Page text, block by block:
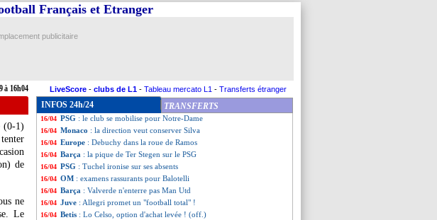
à 16h04
Français et Etranger
publicitaire
LiveScore - clubs de L1 - Tableau mercato L1 - Transferts étranger
(0-1)
de
ne
Le
INFOS 24h/24 TRANSFERTS
16/04 Angers : le président écœuré par Guingamp
16/04 Man City
16/04 PSG: Tuchel donne des nouvelles de Neymar
16/04 Bayern: 100 M€ sur un joueur ? C'est non...
16/04 PSG : le club se mobilise pour Notre-Dame
16/04 Monaco : la direction veut conserver Silva
16/04 Europe : Debuchy dans la roue de Ramos
16/04 Barça : la pique de Ter Stegen sur le PSG
16/04 PSG : Tuchel ironise sur ses absents
16/04 OM : examens rassurants pour Balotelli
16/04 Barça : Valverde n'enterre pas Man Utd
16/04 Juve : Allegri promet un "football total" !
16/04 Betis : Lo Celso, option d'achat levée ! (off.)